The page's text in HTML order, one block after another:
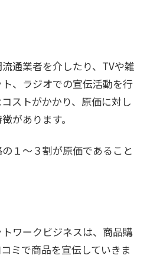
通業者を介したり、TVや雑
、ラジオでの宣伝活動を行
ストがかかり、原価に対し
があります。
１～３割が原価であること
ワークビジネスは、商品購
ミで商品を宣伝していきま